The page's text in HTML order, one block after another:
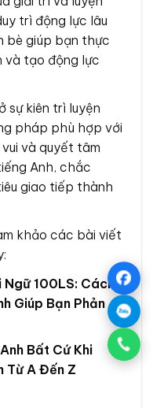
trì động lực lâu
bè giúp bạn thực
và tạo động lực
sự kiên trì luyện
pháp phù hợp với
và quyết tâm
Anh, chắc
giao tiếp thành
khảo các bài viết
100LS: Cách
Giúp Bạn Phản
Bất Cứ Khi
Từ A Đến Z